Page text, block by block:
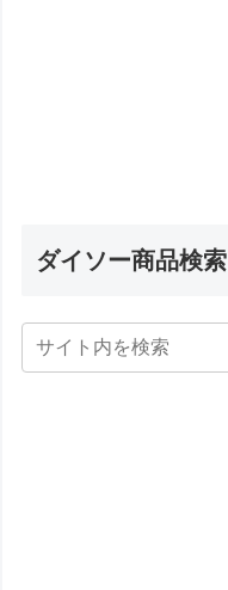
ダイソー商品検索